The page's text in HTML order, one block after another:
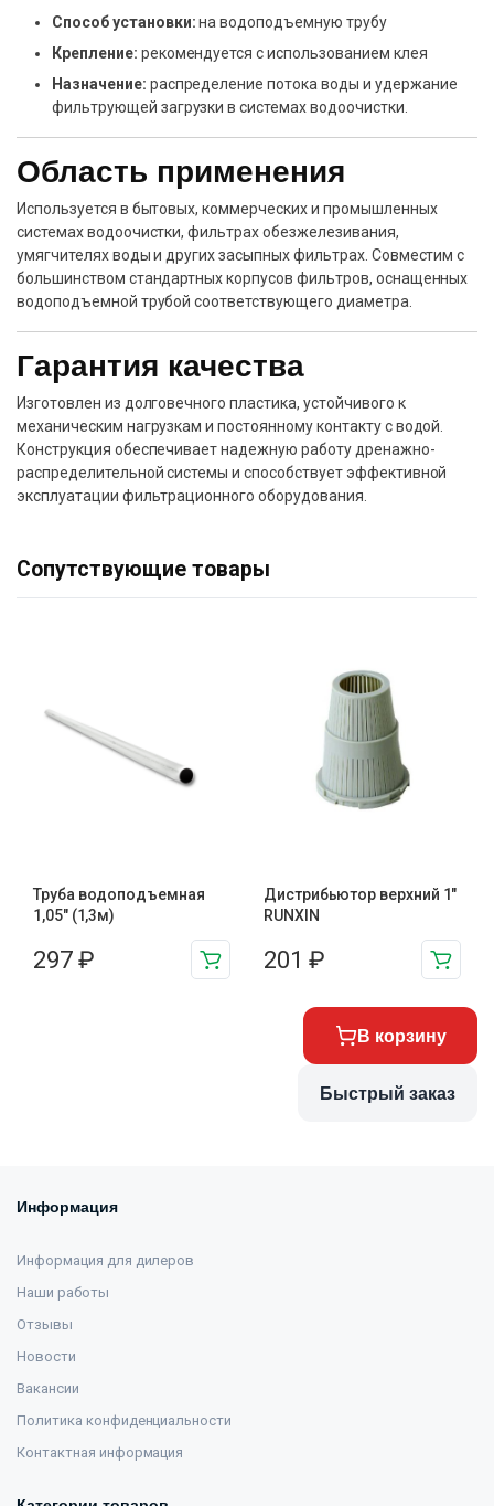
Способ установки:на водоподъемную трубу
Крепление: рекомендуется с использованием клея
Назначение: распределение потока воды и удержание
фильтрующей загрузки в системах водоочистки.
Область применения
Используется в бытовых, коммерческих и промышленных
системах водоочистки, фильтрах обезжелезивания,
умягчителях воды и других засыпных фильтрах. Совместим с
большинством стандартных корпусов фильтров, оснащенных
водоподъемной трубой соответствующего диаметра.
Гарантия качества
Изготовлен из долговечного пластика, устойчивого к
механическим нагрузкам и постоянному контакту с водой.
Конструкция обеспечивает надежную работу дренажно-
распределительной системы и способствует эффективной
эксплуатации фильтрационного оборудования.
Сопутствующие товары
Труба водоподъемная
1,05″ (1,3м)
297 ₽
Дистрибьютор верхний 1″
RUNXIN
201 ₽
В корзину
Быстрый заказ
Информация
Информация для дилеров
Наши работы
Отзывы
Новости
Вакансии
Политика конфиденциальности
Контактная информация